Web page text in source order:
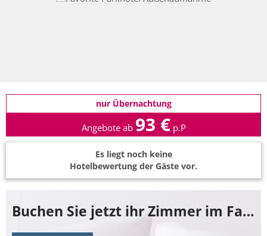
nur Übernachtung
Angebote ab 93 € p.P
Es liegt noch keine
Hotelbewertung der Gäste vor.
Buchen Sie jetzt ihr Zimmer im Favorite Parkhotel